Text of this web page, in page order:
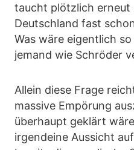
taucht plötzlich erneut
Deutschland fast
Was wäre eigentlich
jemand wie Schröder
Allein diese Frage
massive Empörung
überhaupt geklärt
irgendeine Aussicht